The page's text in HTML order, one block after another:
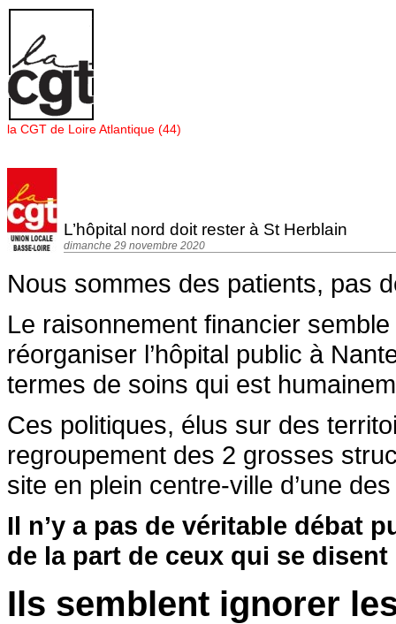
Panneau de gestion des cookies
la CGT de Loire Atlantique (44)
L’hôpital nord doit rester à St Herblain
dimanche 29 novembre 2020
Nous sommes des patients, pas
Le raisonnement financier
réorganiser l’hôpital public à
termes de soins qui est
Ces politiques, élus sur des
regroupement des 2 grosses
site en plein centre-ville d’une
Il n’y a pas de véritable débat
de la part de ceux qui se
Ils semblent ignorer